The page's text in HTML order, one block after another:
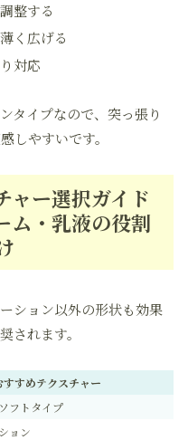
整する
く広げる
対応
タイプなので、突っ張り
しやすいです。
ャー選択ガイド
ム・乳液の役割
ション以外の形状も効果
されます。
すすめテクスチャー
フトタイプ
ョン